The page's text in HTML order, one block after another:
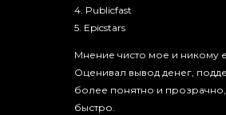
4. Publicfast
5. Epicstars
Мнение чисто мое и никому
Оценивал вывод денег,
более понятно и
быстро.